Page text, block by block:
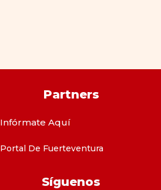
Partners
Infórmate Aquí
Portal De Fuerteventura
Síguenos